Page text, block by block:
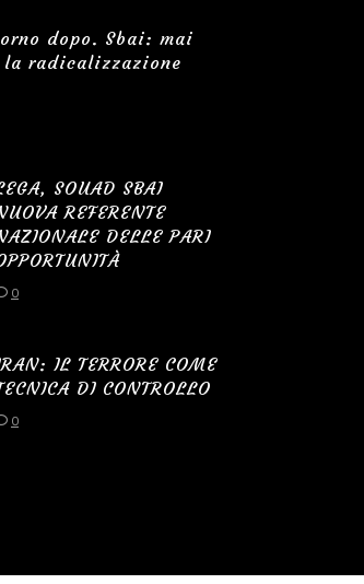
dopo. Sbai: mai
radicalizzazione
SOUAD SBAI
REFERENTE
DELLE PARI
0
IL TERRORE COME
DI CONTROLLO
0